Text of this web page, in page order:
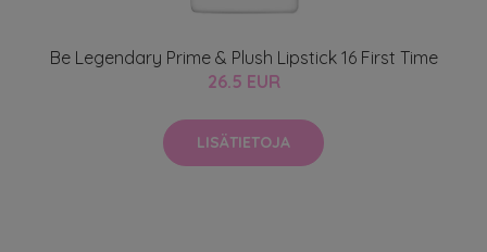
Be Legendary Prime & Plush Lipstick 16 First Time
26.5 EUR
LISÄTIETOJA